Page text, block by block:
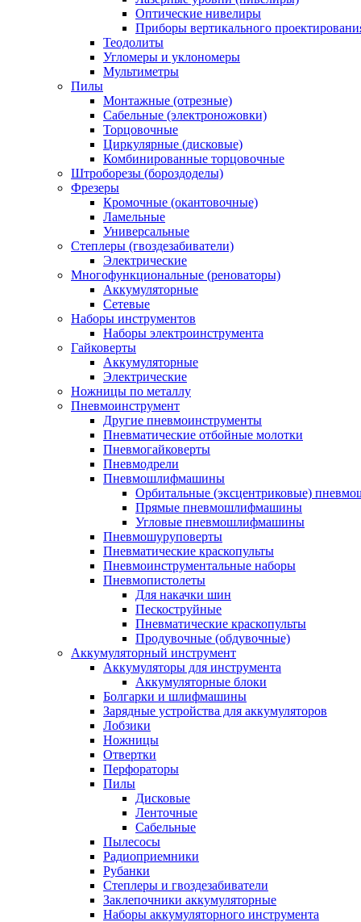
Оптические нивелиры
Приборы вертикального
Теодолиты
Угломеры и уклономеры
Мультиметры
Пилы
Монтажные (отрезные)
Сабельные (электроножовки)
Торцовочные
Циркулярные (дисковые)
Комбинированные торцовочные
Штроборезы (бороздоделы)
Фрезеры
Кромочные (окантовочные)
Ламельные
Универсальные
Степлеры (гвоздезабиватели)
Электрические
Многофункциональные (реноваторы)
Аккумуляторные
Сетевые
Наборы инструментов
Наборы электроинструмента
Гайковерты
Аккумуляторные
Электрические
Ножницы по металлу
Пневмоинструмент
Другие пневмоинструменты
Пневматические отбойные молотки
Пневмогайковерты
Пневмодрели
Пневмошлифмашины
Орбитальные (эксцентриковые)
Прямые пневмошлифмашины
Угловые пневмошлифмашины
Пневмошуруповерты
Пневматические краскопульты
Пневмоинструментальные наборы
Пневмопистолеты
Для накачки шин
Пескоструйные
Пневматические краскопульты
Продувочные (обдувочные)
Аккумуляторный инструмент
Аккумуляторы для инструмента
Аккумуляторные блоки
Болгарки и шлифмашины
Зарядные устройства для аккумуляторов
Лобзики
Ножницы
Отвертки
Перфораторы
Пилы
Дисковые
Ленточные
Сабельные
Пылесосы
Радиоприемники
Рубанки
Степлеры и гвоздезабиватели
Заклепочники аккумуляторные
Наборы аккумуляторного инструмента